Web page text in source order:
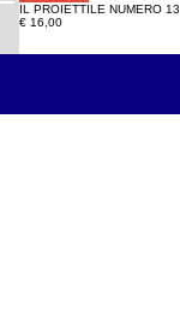
IL PROIETTILE NUMERO 13
€ 16,00